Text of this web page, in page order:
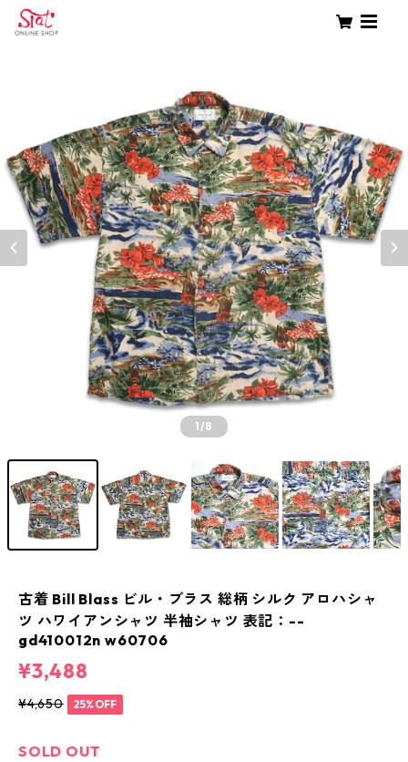
1/8
古着 Bill Blass ビル・ブラス 総柄 シルク アロハシャ
ツ ハワイアンシャツ 半袖シャツ 表記：--
gd410012n w60706
¥3,488
¥4,650 25%OFF
SOLD OUT